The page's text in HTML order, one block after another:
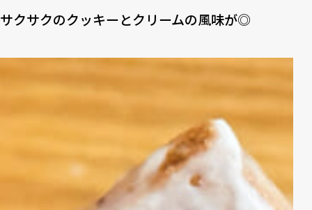
サクサクのクッキーとクリームの風味が◎